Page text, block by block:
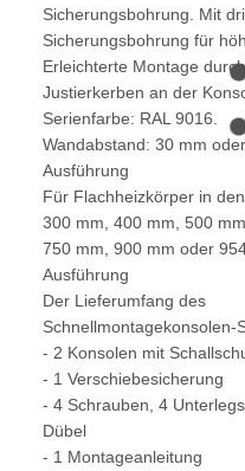
Sicherungsbohrung. Mit
Sicherungsbohrung für
Erleichterte Montage durch
Justierkerben an der
Serienfarbe: RAL 9016.
Wandabstand: 30 mm
Ausführung
Für Flachheizkörper in
300 mm, 400 mm, 500
750 mm, 900 mm oder
Ausführung
Der Lieferumfang des
Schnellmontagekonsolen-
- 2 Konsolen mit
- 1 Verschiebesicherung
- 4 Schrauben, 4
Dübel
- 1 Montageanleitung